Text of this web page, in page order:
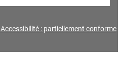
Accessibilité : partiellement conforme